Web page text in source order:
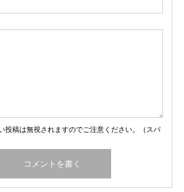
投稿は無視されますのでご注意ください。（スパ